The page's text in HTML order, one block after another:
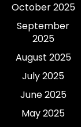
October 2025
September
2025
August 2025
July 2025
June 2025
May 2025